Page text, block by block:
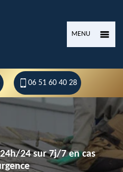
MENU
06 51 60 40 28
24 sur 7j/7 en cas